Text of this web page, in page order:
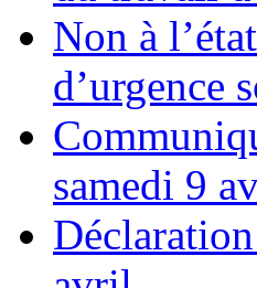
Non à
d’urgence
samedi 9